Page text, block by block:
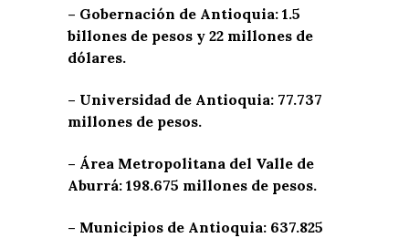
– Gobernación de Antioquia: 1.5
billones de pesos y 22 millones de
dólares.
– Universidad de Antioquia: 77.737
millones de pesos.
– Área Metropolitana del Valle de
Aburrá: 198.675 millones de pesos.
– Municipios de Antioquia: 637.825